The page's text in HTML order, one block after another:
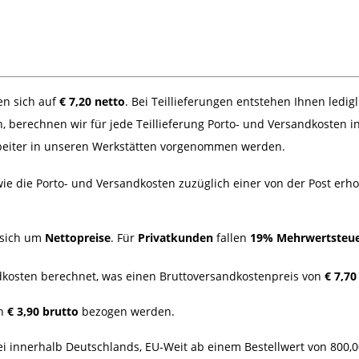
sich auf € 7,20 netto. Bei Teillieferungen entstehen Ihnen
wir für jede Teillieferung Porto- und Versandkosten
in unseren Werkstätten vorgenommen werden.
die Porto- und Versandkosten zuzüglich einer von der Post
um Nettopreise. Für Privatkunden fallen 19%
berechnet, was einen Bruttoversandkostenpreis von € 7,70
€ 3,90 brutto bezogen werden.
Deutschlands, EU-Weit ab einem Bestellwert von